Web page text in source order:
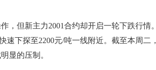
但新主力2001合约却开启一轮下跌行情。
速下探至2200元/吨一线附近。截至本周二，
显的压制。